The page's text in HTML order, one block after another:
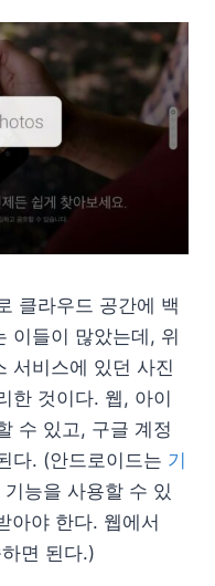
클라우드 공간에 백
이들이 많았는데, 위
서비스에 있던 사진
한 것이다. 웹, 아이
수 있고, 구글 계정
다. (안드로이드는 기
능을 사용할 수 있
아야 한다. 웹에서
면 된다.)